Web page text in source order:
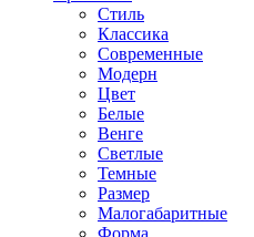
Стиль
Классика
Современные
Модерн
Цвет
Белые
Венге
Светлые
Темные
Размер
Малогабаритные
Форма